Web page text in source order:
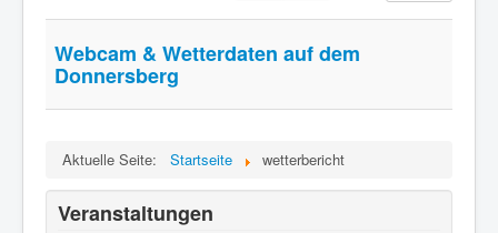
Downloads
Webcam & Wetterdaten auf dem
Donnersberg
Aktuelle Seite: Startseite wetterbericht
Veranstaltungen